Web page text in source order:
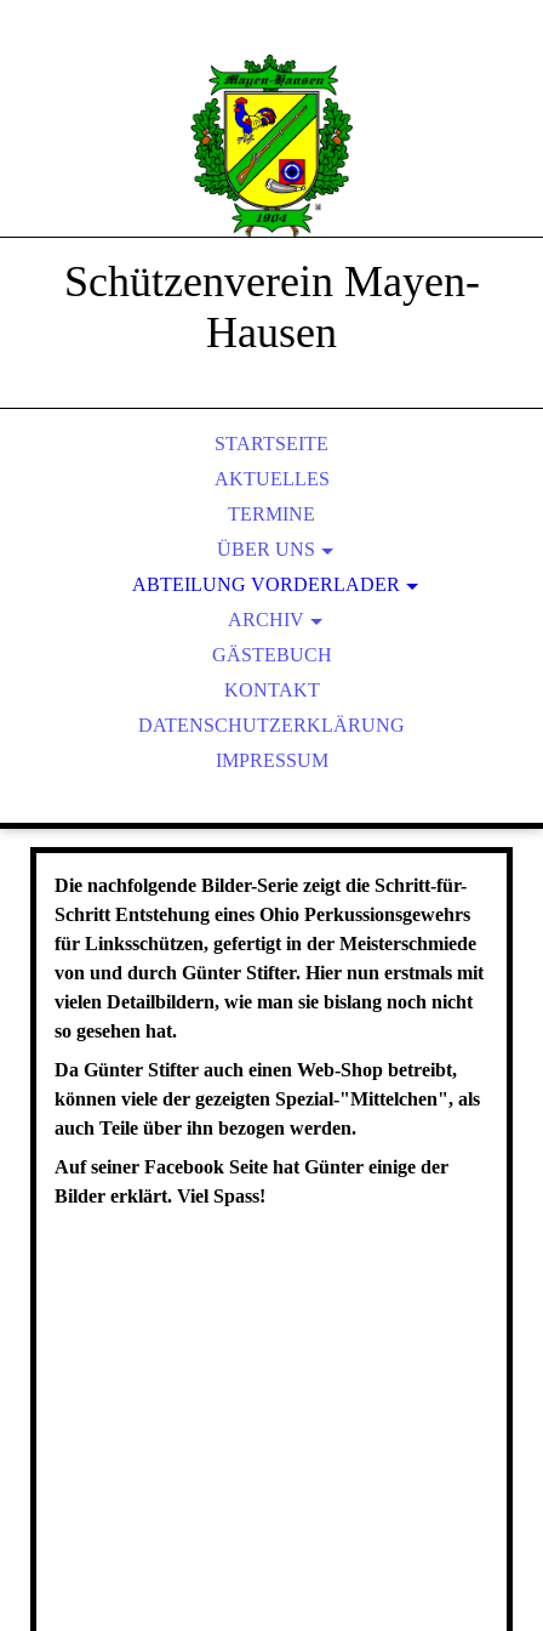
Schützenverein Mayen-
Hausen
STARTSEITE
AKTUELLES
TERMINE
ÜBER UNS
UNSER SCHIESSSTAND
ERFOLGE
VEREINSHISTORIE
WEGBESCHREIBUNG
ABTEILUNG VORDERLADER
ENTSTEHUNG EINER OHIO RIFLE DURCH GÜNTER
STIFTER
TIPS UND TRICKS
ARCHIV
2026
2025
2024
2023
2021
2017
2016
2013
ARTIKEL UND BILDER AUS DEN 80ERN
ARTIKEL UND BILDER AUS DEN 70ERN
GÄSTEBUCH
KONTAKT
DATENSCHUTZERKLÄRUNG
IMPRESSUM
Die nachfolgende Bilder-Serie zeigt die Schritt-für-
Schritt Entstehung eines Ohio Perkussionsgewehrs
für Linksschützen, gefertigt in der Meisterschmiede
von und durch Günter Stifter. Hier nun erstmals mit
vielen Detailbildern, wie man sie bislang noch nicht
so gesehen hat.
Da Günter Stifter auch einen Web-Shop betreibt,
können viele der gezeigten Spezial-"Mittelchen", als
auch Teile über ihn bezogen werden.
Auf seiner Facebook Seite hat Günter einige der
Bilder erklärt. Viel Spass!